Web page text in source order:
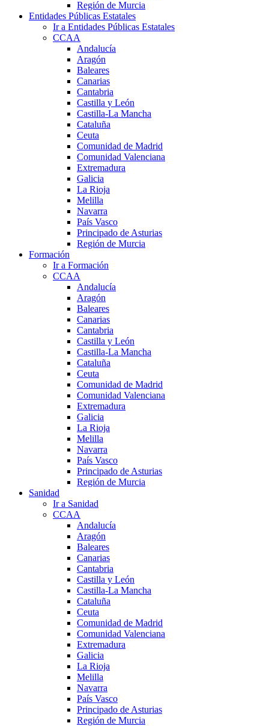
Región de Murcia
Entidades Públicas Estatales
Ir a Entidades Públicas Estatales
CCAA
Andalucía
Aragón
Baleares
Canarias
Cantabria
Castilla y León
Castilla-La Mancha
Cataluña
Ceuta
Comunidad de Madrid
Comunidad Valenciana
Extremadura
Galicia
La Rioja
Melilla
Navarra
País Vasco
Principado de Asturias
Región de Murcia
Formación
Ir a Formación
CCAA
Andalucía
Aragón
Baleares
Canarias
Cantabria
Castilla y León
Castilla-La Mancha
Cataluña
Ceuta
Comunidad de Madrid
Comunidad Valenciana
Extremadura
Galicia
La Rioja
Melilla
Navarra
País Vasco
Principado de Asturias
Región de Murcia
Sanidad
Ir a Sanidad
CCAA
Andalucía
Aragón
Baleares
Canarias
Cantabria
Castilla y León
Castilla-La Mancha
Cataluña
Ceuta
Comunidad de Madrid
Comunidad Valenciana
Extremadura
Galicia
La Rioja
Melilla
Navarra
País Vasco
Principado de Asturias
Región de Murcia